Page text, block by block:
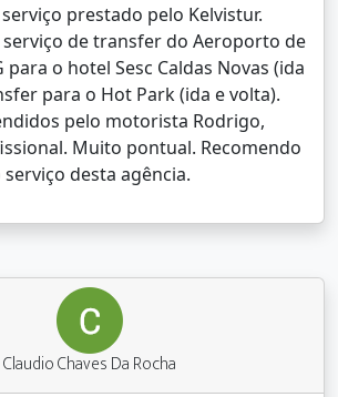
prestado pelo Kelvistur.
serviço de transfer do Aeroporto de
o hotel Sesc Caldas Novas (ida
para o Hot Park (ida e volta).
pelo motorista Rodrigo,
Muito pontual. Recomendo
serviço desta agência.
Claudio Chaves Da Rocha